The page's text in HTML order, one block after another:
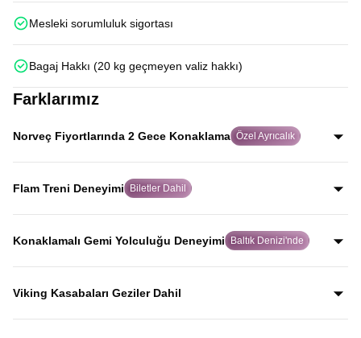
Mesleki sorumluluk sigortası
Bagaj Hakkı (20 kg geçmeyen valiz hakkı)
Farklarımız
Norveç Fiyortlarında 2 Gece Konaklama Özel Ayrıcalık
Birçok turda fiyortlar sadece uzaktan görülürken, Avrupa
Rüyası’nda Norveç fiyortlarını yakından keşfeder ve
Hardanger Fiyordu kıyısındaki Ulvik’te 2 gece
Flam Treni Deneyimi Biletler Dahil
Dünyanın en ünlü tren yolculuklarından biri olan Flåm
Treni için biletleri misafirlerimiz adına alıyor, bu eşsiz
deneyimi hiçbir zahmete girmeden yaşamalarını
Konaklamalı Gemi Yolculuğu Deneyimi Baltık Denizi'nde
Baltık Denizi’nde binlerce adanın arasından ilerleyen
cruise gemisinde, 2 kişilik kamaralarda konaklayarak
Viking Kasabaları Geziler Dahil
İskandinav tarihine yön veren Viking kültürünü yansıtan